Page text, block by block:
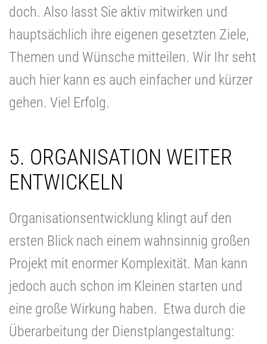
doch. Also lasst Sie aktiv mitwirken und
hauptsächlich ihre eigenen gesetzten Ziele,
Themen und Wünsche mitteilen. Wir Ihr seht
auch hier kann es auch einfacher und kürzer
gehen. Viel Erfolg.
5. ORGANISATION WEITER
ENTWICKELN
Organisationsentwicklung klingt auf den
ersten Blick nach einem wahnsinnig großen
Projekt mit enormer Komplexität. Man kann
jedoch auch schon im Kleinen starten und
eine große Wirkung haben. Etwa durch die
Überarbeitung der Dienstplangestaltung: